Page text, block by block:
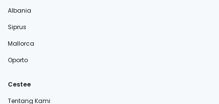
Albania
Siprus
Mallorca
Oporto
Cestee
Tentang Kami